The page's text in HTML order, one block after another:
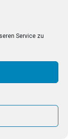
Service zu
Inhalte
Aspekt der
LLM-